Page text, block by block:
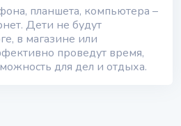
планшета, компьютера –
Дети не будут
в магазине или
проведут время,
для дел и отдыха.